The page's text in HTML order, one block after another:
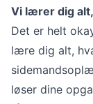
Vi lærer dig
Det er helt
lære dig alt,
løser dine